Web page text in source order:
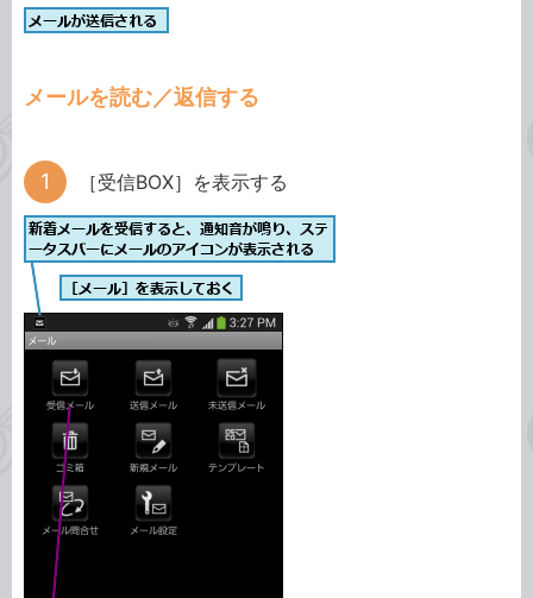
メールを読む／返信する
［受信BOX］を表示する